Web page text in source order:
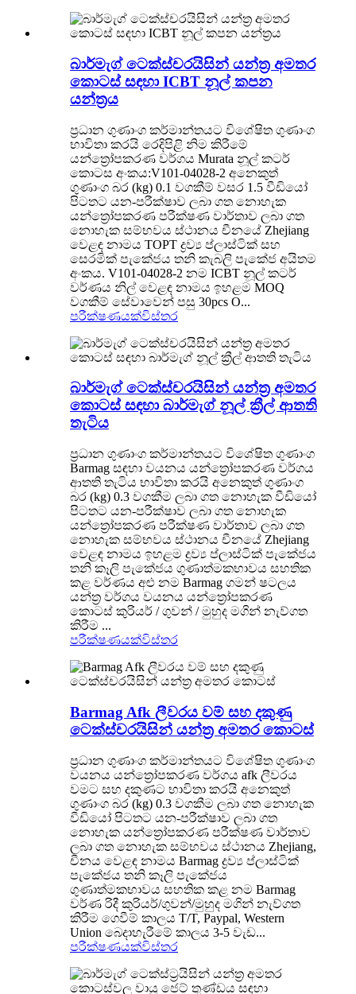
බාර්මැග් ටෙක්ස්චරයිසින් යන්ත්‍ර අමතර
කොටස් සඳහා ICBT නූල් කපන
යන්ත්‍රය
ප්‍රධාන ගුණාංග කර්මාන්තයට විශේෂිත ගුණාංග
භාවිතා කරයි රෙදිපිළි නිම කිරීමේ
යන්ත්‍රෝපකරණ වර්ගය Murata නූල් කටර්
කොටස අංකය:V101-04028-2 අනෙකුත්
ගුණාංග බර (kg) 0.1 වගකීම් වසර 1.5 වීඩියෝ
පිටතට යන-පරීක්ෂාව ලබා ගත නොහැක
යන්ත්‍රෝපකරණ පරීක්ෂණ වාර්තාව ලබා ගත
නොහැක සම්භවය ස්ථානය චීනයේ Zhejiang
වෙළඳ නාමය TOPT ද්‍රව්‍ය ප්ලාස්ටික් සහ
සෙරමික් පැකේජය තනි කැබලි පැකේජ අයිතම
අංකය. V101-04028-2 නම ICBT නූල් කටර්
වර්ණය නිල් වෙළඳ නාමය ඉහළම MOQ
වගකීම් සේවාවෙන් පසු 30pcs O...
පරීක්ෂණයක්විස්තර
බාර්මැග් ටෙක්ස්චරයිසින් යන්ත්‍ර අමතර
කොටස් සඳහා බාර්මැග් නූල් ක්‍රීල් ආතති
තැටිය
ප්‍රධාන ගුණාංග කර්මාන්තයට විශේෂිත ගුණාංග
Barmag සඳහා වයනය යන්ත්‍රෝපකරණ වර්ගය
ආතති තැටිය භාවිතා කරයි අනෙකුත් ගුණාංග
බර (kg) 0.3 වගකීම ලබා ගත නොහැක වීඩියෝ
පිටතට යන-පරීක්ෂාව ලබා ගත නොහැක
යන්ත්‍රෝපකරණ පරීක්ෂණ වාර්තාව ලබා ගත
නොහැක සම්භවය ස්ථානය චීනයේ Zhejiang
වෙළඳ නාමය ඉහළම ද්‍රව්‍ය ප්ලාස්ටික් පැකේජය
තනි කෑලි පැකේජය ගුණාත්මකභාවය සහතික
කළ වර්ණය අළු නම Barmag ගමන් ෂටලය
යන්ත්‍ර වර්ගය වයනය යන්ත්‍රෝපකරණ
කොටස් කුරියර් / ගුවන් / මුහුද මගින් නැව්ගත
කිරීම ...
පරීක්ෂණයක්විස්තර
Barmag Afk ලීවරය වම් සහ දකුණු
ටෙක්ස්චරයිසින් යන්ත්‍ර අමතර කොටස්
ප්‍රධාන ගුණාංග කර්මාන්තයට විශේෂිත ගුණාංග
වයනය යන්ත්‍රෝපකරණ වර්ගය afk ලීවරය
වමට සහ දකුණට භාවිතා කරයි අනෙකුත්
ගුණාංග බර (kg) 0.3 වගකීම ලබා ගත නොහැක
වීඩියෝ පිටතට යන-පරීක්ෂාව ලබා ගත
නොහැක යන්ත්‍රෝපකරණ පරීක්ෂණ වාර්තාව
ලබා ගත නොහැක සම්භවය ස්ථානය Zhejiang,
චීනය වෙළඳ නාමය Barmag ද්‍රව්‍ය ප්ලාස්ටික්
පැකේජය තනි කෑලි පැකේජය
ගුණාත්මකභාවය සහතික කළ නම Barmag
වර්ණ රිදී කුරියර්/ගුවන්/මුහුද මගින් නැව්ගත
කිරීම ගෙවීම් කාලය T/T, Paypal, Western
Union බෙදාහැරීමේ කාලය 3-5 වැඩ...
පරීක්ෂණයක්විස්තර